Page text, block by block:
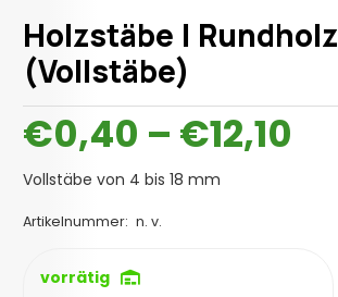
Holzstäbe | Rundholz
(Vollstäbe)
€0,40 – €12,10
Vollstäbe von 4 bis 18 mm
Artikelnummer: n. v.
vorrätig